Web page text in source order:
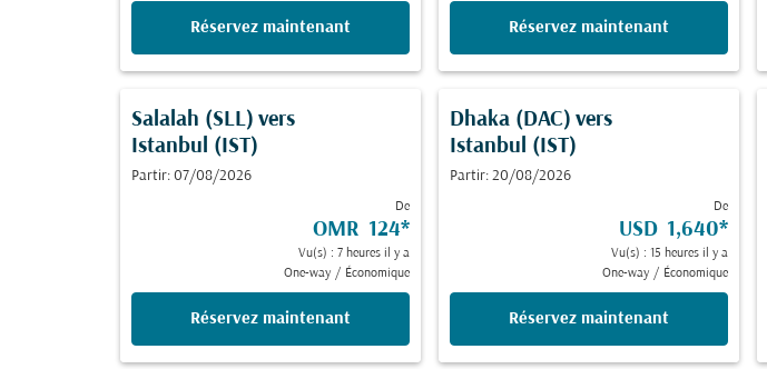
Réservez maintenant Réservez maintenant
Salalah (SLL) vers
Istanbul (IST)
Partir: 07/08/2026
De
OMR 124*
Vu(s) : 7 heures il y a
One-way / Économique
Réservez maintenant
Dhaka (DAC) vers
Istanbul (IST)
Partir: 20/08/2026
De
USD 1,640*
Vu(s) : 15 heures il y a
One-way / Économique
Réservez maintenant